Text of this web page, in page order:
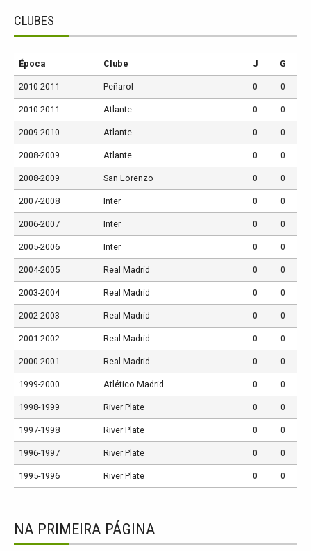
CLUBES
Época Clube J G
2010-2011 Peñarol 0 0
2010-2011 Atlante 0 0
2009-2010 Atlante 0 0
2008-2009 Atlante 0 0
2008-2009 San Lorenzo 0 0
2007-2008 Inter 0 0
2006-2007 Inter 0 0
2005-2006 Inter 0 0
2004-2005 Real Madrid 0 0
2003-2004 Real Madrid 0 0
2002-2003 Real Madrid 0 0
2001-2002 Real Madrid 0 0
2000-2001 Real Madrid 0 0
1999-2000 Atlético Madrid 0 0
1998-1999 River Plate 0 0
1997-1998 River Plate 0 0
1996-1997 River Plate 0 0
1995-1996 River Plate 0 0
NA PRIMEIRA PÁGINA